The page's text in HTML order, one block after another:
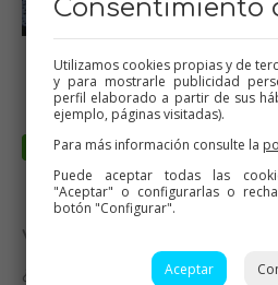
mermelada
Valora esta receta
¿Te ha gustado esta receta?
Consentimiento
Utilizamos cookies propias y de
y para mostrarle publicidad
perfil elaborado a partir de sus
ejemplo, páginas visitadas).
Para más información consulte la
Puede aceptar todas las
"Aceptar" o configurarlas o
botón "Configurar".
Aceptar